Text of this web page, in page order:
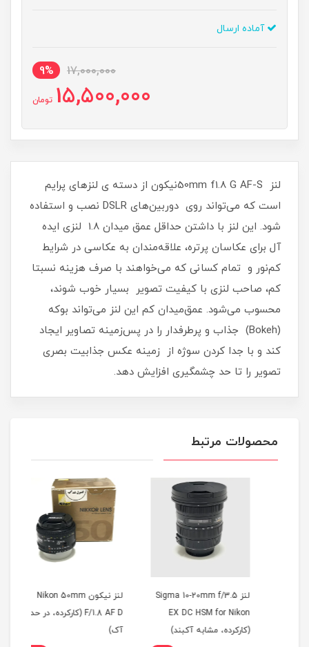
آماده ارسال
17,000,000
9%
15,500,000 تومان
لنز 50mm f1.8 G AF-Sنیکون از دسته ی لنزهای پرایم
است که می‌تواند روی دوربین‌های DSLR نصب و استفاده
شود. این لنز با داشتن حداقل عمق میدان 1.8 لنزی ایده
آل برای عکاسان پرتره، علاقه‌مندان به عکاسی در شرایط
کم‌نور و تمام کسانی که می‌خواهند با صرف هزینه نسبتا
کم، صاحب لنزی با کیفیت تصویر بسیار خوب شوند،
محسوب می‌شود. عمق‌میدان کم این لنز می‌تواند بوکه
(Bokeh) جذاب و پرطرفدار را در پس‌زمینه تصاویر ایجاد
کند و با جدا کردن سوژه از زمینه عکس جذابیت بصری
تصویر را تا حد چشمگیری افزایش دهد.
محصولات مرتبط
لنز Sigma 10-20mm f/3.5
EX DC HSM for Nikon
(کارکرده، مشابه آکبند)
لنز نیکون Nikon 50mm
F/1.8 AF D (کارکرده، در حد